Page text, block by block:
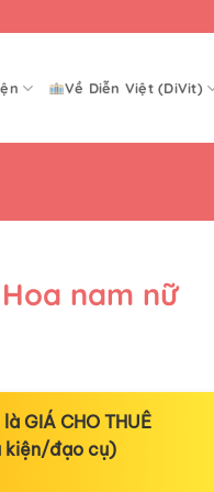
Về Diễn Việt (DiVit)
nam nữ
là GIÁ CHO THUÊ
kiện/đạo cụ)